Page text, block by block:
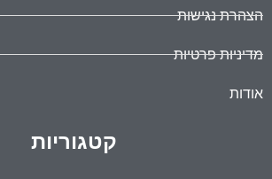
הצהרת נגישות
מדיניות פרטיות
אודות
קטגוריות